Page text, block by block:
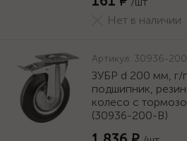
Нет в наличии
Артикул: 30936-
ЗУБР d 200 мм, г/п
подшипник,
колесо c
(30936-200-B)